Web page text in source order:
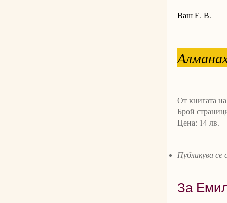
Ваш Е. В.
От книгата
Брой
Цена: 14 лв.
Публикува
За